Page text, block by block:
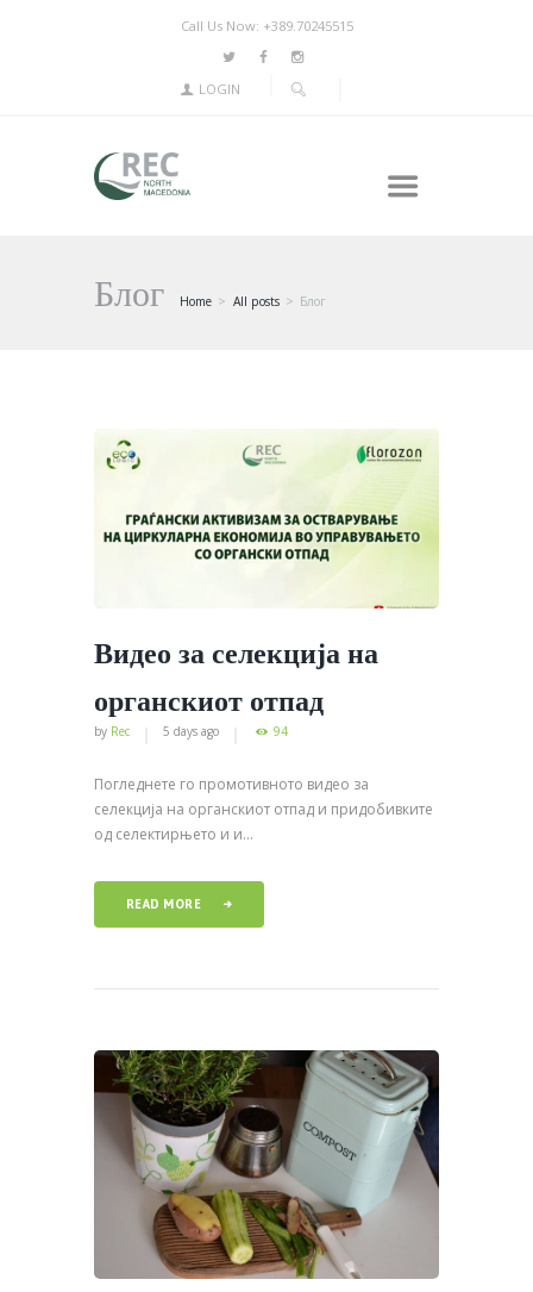
Call Us Now: +389.70245515
LOGIN
Блог Home All posts Блог
Видео за селекција на
органскиот отпад
by Rec 5 days ago 94
Погледнете го промотивното видео за
селекција на органскиот отпад и придобивките
од селектирњето и и...
READ MORE